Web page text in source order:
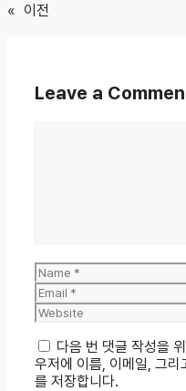
« 이전
Leave a
Name
Email
Website
다음 번 댓글 작성을
우저에 이름, 이메일, 그리
를 저장합니다.